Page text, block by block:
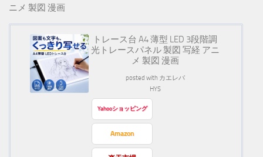
ニメ 製図 漫画
トレース台 A4 薄型 LED 3段階調
光トレースパネル 製図 写経 アニ
メ 製図 漫画
posted with カエレバ
HYS
Yahooショッピング
Amazon